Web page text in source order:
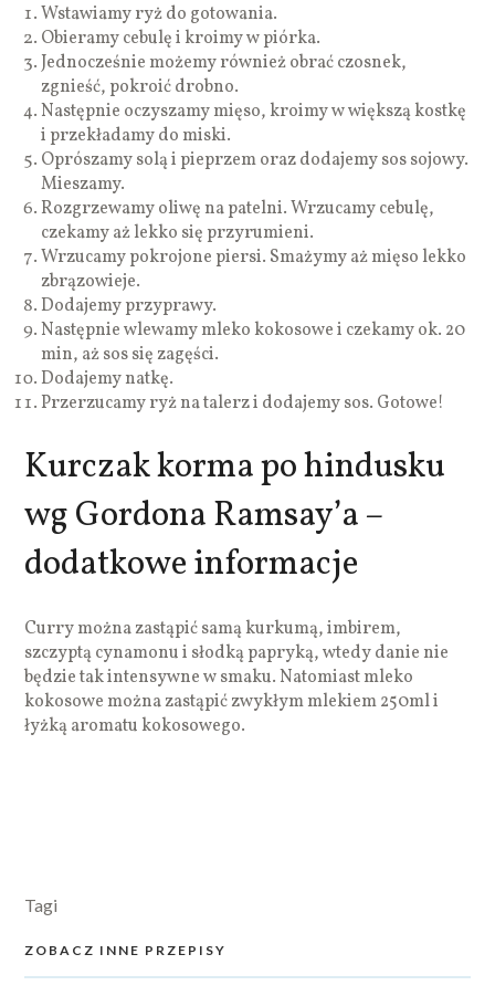
Wstawiamy ryż do gotowania.
Obieramy cebulę i kroimy w piórka.
Jednocześnie możemy również obrać czosnek,
zgnieść, pokroić drobno.
Następnie oczyszamy mięso, kroimy w większą kostkę
i przekładamy do miski.
Oprószamy solą i pieprzem oraz dodajemy sos sojowy.
Mieszamy.
Rozgrzewamy oliwę na patelni. Wrzucamy cebulę,
czekamy aż lekko się przyrumieni.
Wrzucamy pokrojone piersi. Smażymy aż mięso lekko
zbrązowieje.
Dodajemy przyprawy.
Następnie wlewamy mleko kokosowe i czekamy ok. 20
min, aż sos się zagęści.
Dodajemy natkę.
Przerzucamy ryż na talerz i dodajemy sos. Gotowe!
Kurczak korma po hindusku
wg Gordona Ramsay’a –
dodatkowe informacje
Curry można zastąpić samą kurkumą, imbirem,
szczyptą cynamonu i słodką papryką, wtedy danie nie
będzie tak intensywne w smaku. Natomiast mleko
kokosowe można zastąpić zwykłym mlekiem 250ml i
łyżką aromatu kokosowego.
Tagi
ZOBACZ INNE PRZEPISY